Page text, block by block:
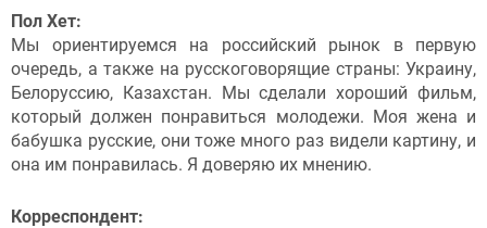
Пол Хет:
Мы ориентируемся на российский рынок в первую
очередь, а также на русскоговорящие страны: Украину,
Белоруссию, Казахстан. Мы сделали хороший фильм,
который должен понравиться молодежи. Моя жена и
бабушка русские, они тоже много раз видели картину, и
она им понравилась. Я доверяю их мнению.
Корреспондент: